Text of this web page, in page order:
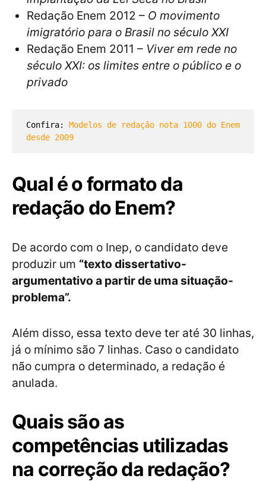
Redação Enem 2012 – O movimento
imigratório para o Brasil no século XXI
Redação Enem 2011 – Viver em rede no
século XXI: os limites entre o público e o
privado
Confira: Modelos de redação nota 1000 do Enem
desde 2009
Qual é o formato da
redação do Enem?
De acordo com o Inep, o candidato deve
produzir um “texto dissertativo-
argumentativo a partir de uma situação-
problema”.
Além disso, essa texto deve ter até 30 linhas,
já o mínimo são 7 linhas. Caso o candidato
não cumpra o determinado, a redação é
anulada.
Quais são as
competências utilizadas
na correção da redação?